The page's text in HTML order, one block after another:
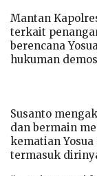
Mantan
terkait
berencana
hukuman
Susanto
dan bermain
kematian
termasuk